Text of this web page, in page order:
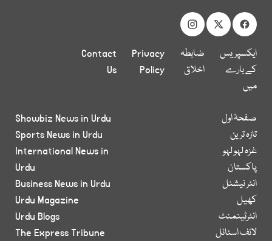
ایکسپریس
کے بارے
میں
ضابطہ
اخلاق
Privacy
Policy
Contact
Us
صفحۂ اول
تازہ ترین
غزہ لہو لہو
پاکستان
انٹر نیشنل
کھیل
انٹرٹینمنٹ
لائف اسٹائل
Showbiz News in Urdu
Sports News in Urdu
International News in
Urdu
Business News in Urdu
Urdu Magazine
Urdu Blogs
The Express Tribune